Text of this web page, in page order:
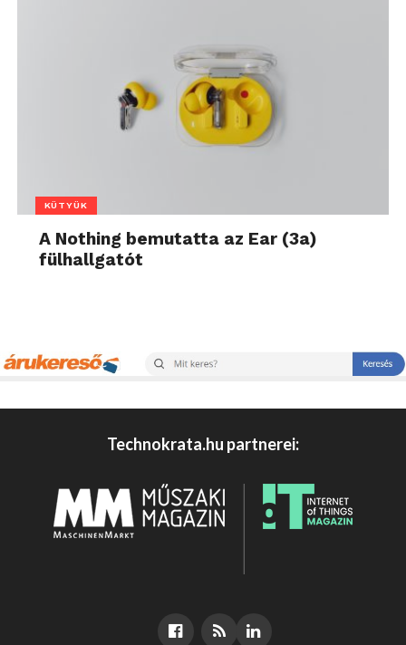
KÜTYÜK
A Nothing bemutatta az Ear (3a)
fülhallgatót
Technokrata.hu partnerei: